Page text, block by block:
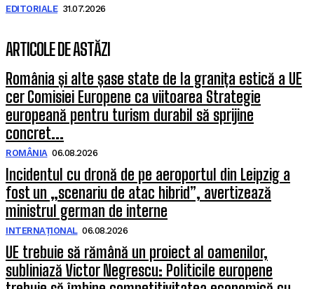
EDITORIALE 31.07.2026
ARTICOLE DE ASTĂZI
România și alte șase state de la granița estică a UE
cer Comisiei Europene ca viitoarea Strategie
europeană pentru turism durabil să sprijine
concret...
ROMÂNIA 06.08.2026
Incidentul cu dronă de pe aeroportul din Leipzig a
fost un „scenariu de atac hibrid”, avertizează
ministrul german de interne
INTERNAȚIONAL 06.08.2026
UE trebuie să rămână un proiect al oamenilor,
subliniază Victor Negrescu: Politicile europene